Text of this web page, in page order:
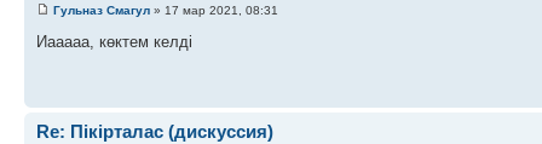
Гульназ Смагул » 17 мар 2021, 08:31
Иааааа, көктем келді
Re: Пікірталас (дискуссия)